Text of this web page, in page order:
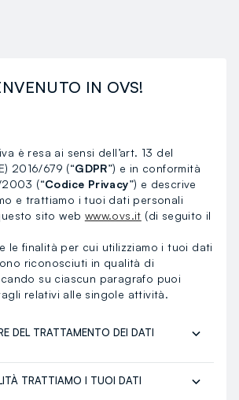
IN OVS!
è resa ai sensi dell’art. 13 del
2016/679 (“GDPR”) e in conformità
(“Codice Privacy”) e descrive
e trattiamo i tuoi dati personali
sito web www.ovs.it (di seguito il
le finalità per cui utilizziamo i tuoi dati
riconosciuti in qualità di
su ciascun paragrafo puoi
relativi alle singole attività.
DEL TRATTAMENTO DEI DATI
TRATTIAMO I TUOI DATI